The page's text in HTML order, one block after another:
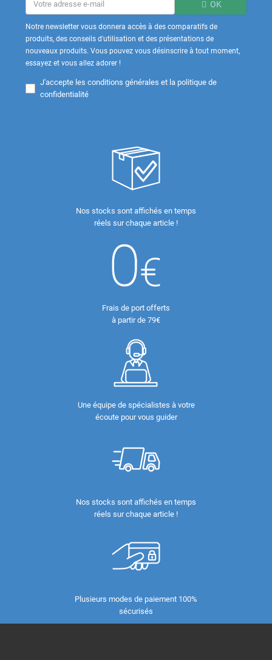
OK
Notre newsletter vous donnera accès à des comparatifs de
produits, des conseils d'utilisation et des présentations de
nouveaux produits. Vous pouvez vous désinscrire à tout moment,
essayez et vous allez adorer !
J'accepte les conditions générales et la politique de
confidentialité
Nos stocks sont affichés en temps
réels sur chaque article !
Frais de port offerts
à partir de 79€
Une équipe de spécialistes à votre
écoute pour vous guider
Nos stocks sont affichés en temps
réels sur chaque article !
Plusieurs modes de paiement 100%
sécurisés